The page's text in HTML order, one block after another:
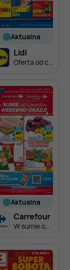
aktualna
Lidl
Oferta od czwartku
aktualna
Carrefour